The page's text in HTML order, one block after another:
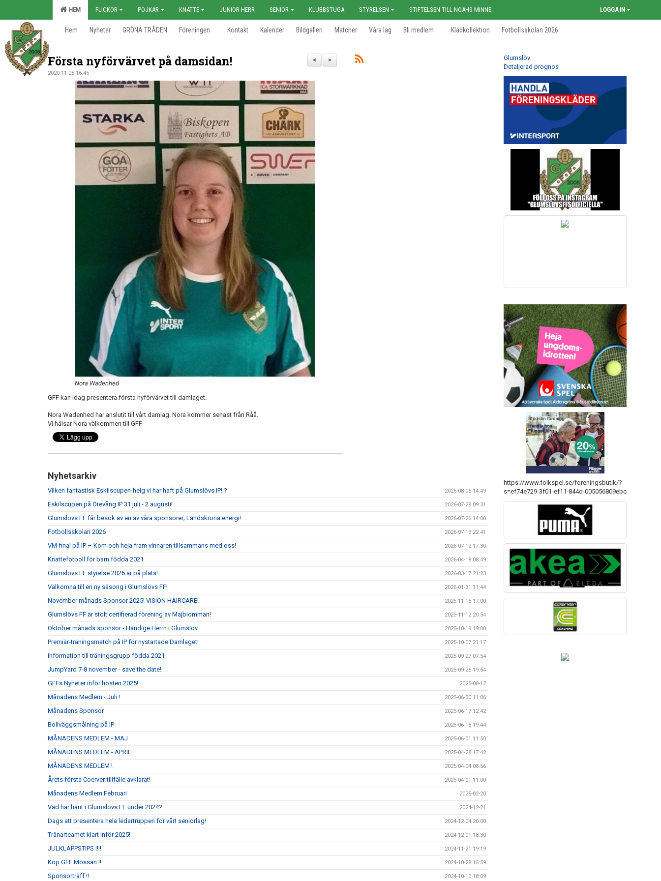
HEM FLICKOR POJKAR KNATTE JUNIOR HERR SENIOR KLUBBSTUGA STYRELSEN STIFTELSEN TILL NOAHS MINNE LOGGA IN
Hem Nyheter GRÖNA TRÅDEN Föreningen Kontakt Kalender Bildgalleri Matcher Våra lag Bli medlem Klädkollektion Fotbollsskolan 2026
>
<
Första nyförvärvet på damsidan!
2020-11-25 16:45
Nora Wadenhed
GFF kan idag presentera första nyförvärvet till damlaget.
Nora Wadenhed har anslutit till vårt damlag. Nora kommer senast från Råå.
Vi hälsar Nora välkommen till GFF
Nyhetsarkiv
Vilken fantastisk Eskilscupen-helg vi har haft på Glumslövs IP! ? 2026-08-05 14:49
Eskilscupen på Örevång IP 31 juli - 2 augusti! 2026-07-28 09:31
Glumslövs FF får besök av en av våra sponsorer; Landskrona energi! 2026-07-26 14:00
Fotbollsskolan 2026 2026-07-13 22:41
VM-final på IP – Kom och heja fram vinnaren tillsammans med oss! 2026-07-12 17:30
Knattefotboll för barn födda 2021 2026-04-18 08:49
Glumslövs FF styrelse 2026 är på plats! 2026-03-17 21:23
Välkomna till en ny säsong i Glumslövs FF! 2026-01-31 11:44
November månads Sponsor 2025! VISION HAIRCARE! 2025-11-15 17:00
Glumslövs FF är stolt certifierad förening av Majblomman! 2025-11-12 20:54
Oktober månads sponsor - Händige Herrn i Glumslöv 2025-10-19 19:00
Premiär-träningsmatch på IP för nystartade Damlaget! 2025-10-07 21:17
Information till träningsgrupp födda 2021 2025-09-27 07:54
JumpYard 7-8 november - save the date! 2025-09-25 19:54
GFFs Nyheter inför hösten 2025! 2025-08-17
Månadens Medlem - Juli ! 2025-06-30 11:06
Månadens Sponsor 2025-06-17 12:42
Bollväggsmålning på IP 2025-06-15 19:44
MÅNADENS MEDLEM - MAJ 2025-06-01 11:50
MÅNADENS MEDLEM - APRIL 2025-04-28 17:42
MÅNADENS MEDLEM ! 2025-04-04 08:56
Årets första Coerver-tillfälle avklarat! 2025-04-01 11:00
Månadens Medlem Februari 2025-02-20
Vad har hänt i Glumslövs FF under 2024? 2024-12-21
Dags att presentera hela ledartruppen för vårt seniorlag! 2024-12-04 20:00
Tränarteamet klart inför 2025! 2024-12-01 18:30
JULKLAPPSTIPS !!!! 2024-11-21 19:19
Köp GFF Mössan !! 2024-10-28 15:59
Sponsorträff !! 2024-10-10 18:09
Glumslöv
Detaljerad prognos
https://www.folkspel.se/foreningsbutik/?
s=ef74e729-3f01-ef11-844d-005056809ebc